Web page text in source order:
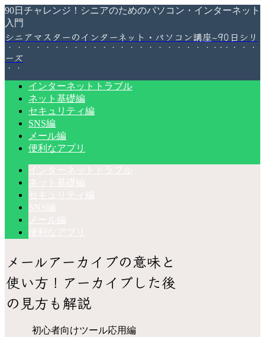
90日チャレンジ！シニアのためのパソコン・インターネット
入門
シニアマスターのインターネット・パソコン講座~90日シリ
ーズ
インターネットトラブル
ネット基礎編
セキュリティ編
SNS編
メール編
便利なアプリ
メールアーカイブの意味と
使い方！アーカイブした後
の見方も解説
初心者向けツール応用編